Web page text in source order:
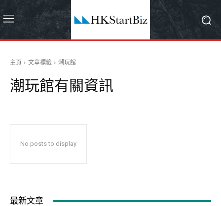
主頁 文章標籤 潮玩館
潮玩館有關資訊
No posts to display
最新文章